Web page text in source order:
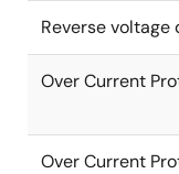
Reverse
Over Current
Over Current